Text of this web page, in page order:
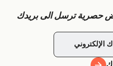
ترسل الى بريدك